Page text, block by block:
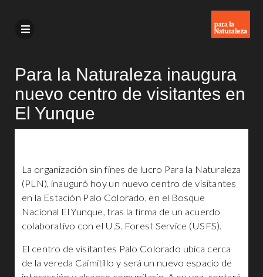
Para la Naturaleza inaugura
nuevo centro de visitantes en
El Yunque
La organización sin fines de lucro Para la Naturaleza
(PLN), inauguró hoy un nuevo centro de visitantes
en la Estación Palo Colorado, en el Bosque
Nacional El Yunque, tras la firma de un acuerdo
colaborativo con el U.S. Forest Service (USFS).
El centro de visitantes Palo Colorado ubica cerca
de la vereda Caimitillo y será un nuevo espacio de